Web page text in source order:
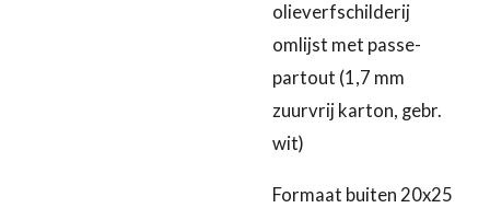
olieverfschilderij
omlijst met passe-
partout (1,7 mm
zuurvrij karton, gebr.
wit)
Formaat buiten 20x25